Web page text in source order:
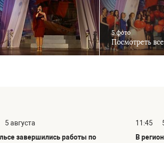
5 фото
Посмотреть все
5 августа
завершились работы по
11:45
В